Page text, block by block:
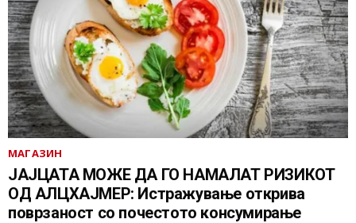
МАГАЗИН
ЈАЈЦАТА МОЖЕ ДА ГО НАМАЛАТ РИЗИКОТ
ОД АЛЦХАЈМЕР: Истражување открива
поврзаност со почестото консумирање